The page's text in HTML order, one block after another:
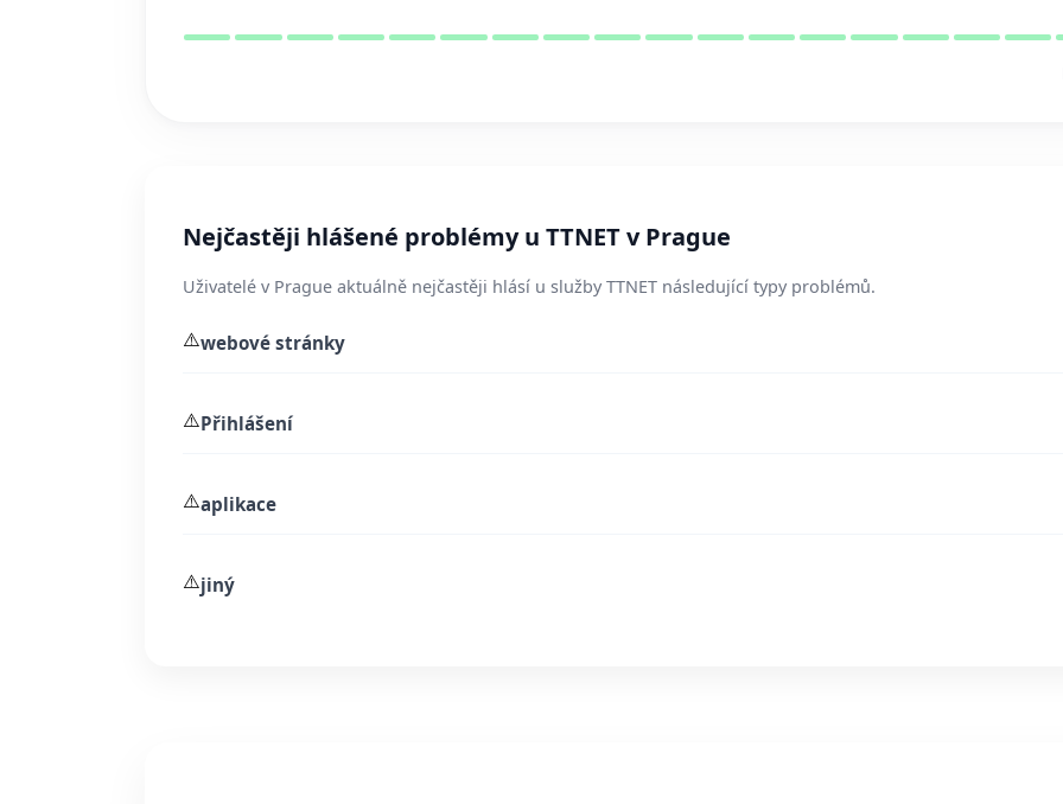
Nejčastěji hlášené problémy u TTNET v Prague
Uživatelé v Prague aktuálně nejčastěji hlásí u služby TTNET následující typy problémů.
⚠️webové stránky
⚠️Přihlášení
⚠️aplikace
⚠️jiný